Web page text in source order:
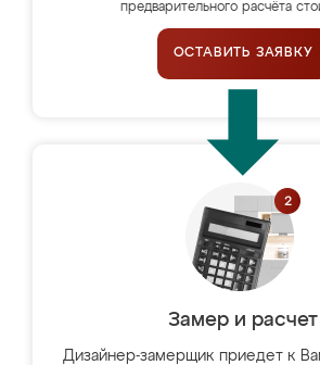
предварительного расчёта
ОСТАВИТЬ ЗАЯВКУ
Замер и расчет
Дизайнер-замерщик приедет к